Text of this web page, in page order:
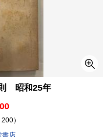
昭和25年
）
書店